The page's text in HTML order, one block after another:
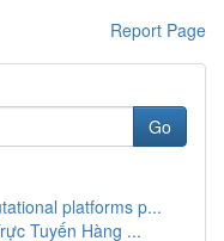
Report Page
Go
platforms p...
Tuyến Hàng ...